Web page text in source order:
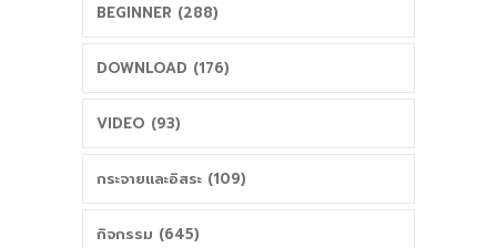
BEGINNER (288)
DOWNLOAD (176)
VIDEO (93)
กระจายและอิสระ (109)
กิจกรรม (645)